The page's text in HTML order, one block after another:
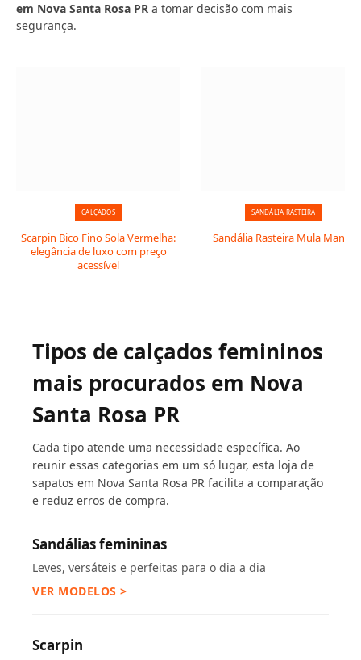
em Nova Santa Rosa PR a tomar decisão com mais
segurança.
CALÇADOS
Scarpin Bico Fino Sola Vermelha:
elegância de luxo com preço
acessível
SANDÁLIA RASTEIRA
Sandália Rasteira Mula Manca
Tipos de calçados femininos
mais procurados em Nova
Santa Rosa PR
Cada tipo atende uma necessidade específica. Ao
reunir essas categorias em um só lugar, esta loja de
sapatos em Nova Santa Rosa PR facilita a comparação
e reduz erros de compra.
Sandálias femininas
Leves, versáteis e perfeitas para o dia a dia
VER MODELOS >
Scarpin